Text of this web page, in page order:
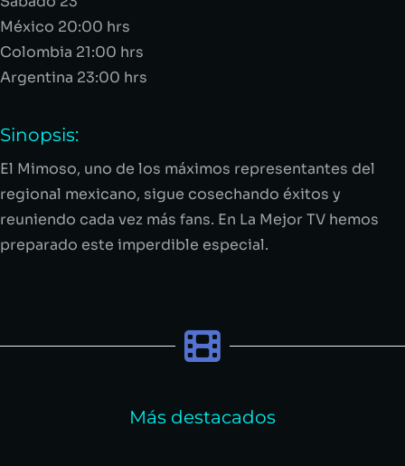
México 20:00 hrs
Colombia 21:00 hrs
Argentina 23:00 hrs
Sinopsis:
El Mimoso, uno de los máximos representantes del
regional mexicano, sigue cosechando éxitos y
reuniendo cada vez más fans. En La Mejor TV hemos
preparado este imperdible especial.
Más destacados